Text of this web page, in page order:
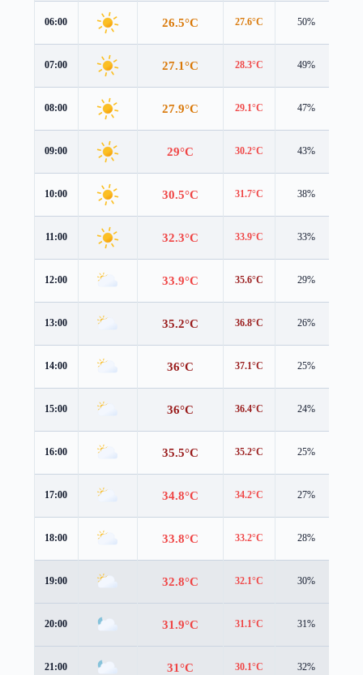
06:00 26.5°C 27.6°C 50%
07:00 27.1°C 28.3°C 49%
08:00 27.9°C 29.1°C 47%
09:00 29°C 30.2°C 43%
10:00 30.5°C 31.7°C 38%
11:00 32.3°C 33.9°C 33%
12:00 33.9°C 35.6°C 29%
13:00 35.2°C 36.8°C 26%
14:00 36°C 37.1°C 25%
15:00 36°C 36.4°C 24%
16:00 35.5°C 35.2°C 25%
17:00 34.8°C 34.2°C 27%
18:00 33.8°C 33.2°C 28%
19:00 32.8°C 32.1°C 30%
20:00 31.9°C 31.1°C 31%
21:00 31°C 30.1°C 32%